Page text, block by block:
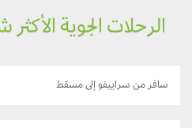
الرحلات الجوية
سافر من سراييفو إلى مسقط